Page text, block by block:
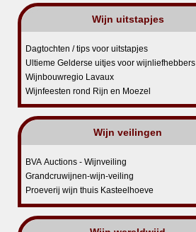
Wijn uitstapjes
Dagtochten / tips voor uitstapjes
Ultieme Gelderse uitjes voor wijnliefhebbers
Wijnbouwregio Lavaux
Wijnfeesten rond Rijn en Moezel
Wijn veilingen
BVA Auctions - Wijnveiling
Grandcruwijnen-wijn-veiling
Proeverij wijn thuis Kasteelhoeve